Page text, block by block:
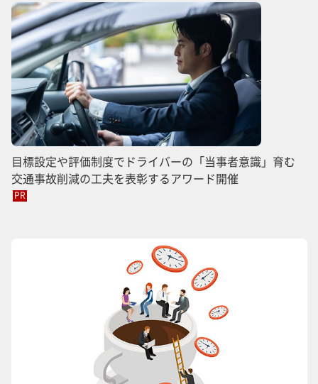
目標設定や評価制度でドライバーの「当事者意識」育む
交通事故削減の工夫を表彰するアワード開催
PR